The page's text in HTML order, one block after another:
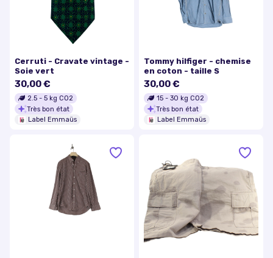
Cerruti - Cravate vintage -
Soie vert
30,00 €
2.5 - 5 kg CO2
Très bon état
Label Emmaüs
Tommy hilfiger - chemise
en coton - taille S
30,00 €
15 - 30 kg CO2
Très bon état
Label Emmaüs